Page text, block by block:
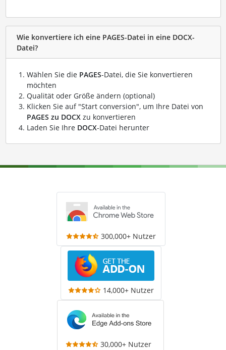
Wie konvertiere ich eine PAGES-Datei in eine DOCX-
Datei?
Wählen Sie die PAGES-Datei, die Sie konvertieren
möchten
Qualität oder Größe ändern (optional)
Klicken Sie auf "Start conversion", um Ihre Datei von
PAGES zu DOCXzu konvertieren
Laden Sie Ihre DOCX-Datei herunter
300,000+ Nutzer
14,000+ Nutzer
30,000+ Nutzer